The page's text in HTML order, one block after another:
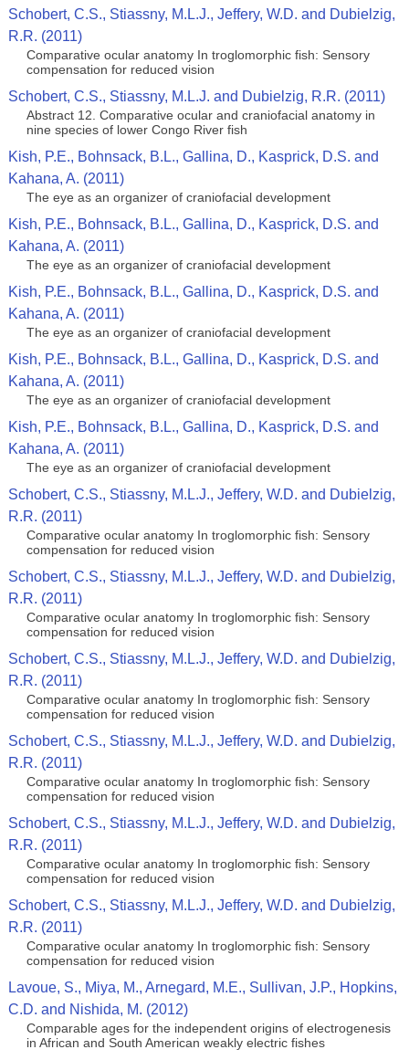
Schobert, C.S., Stiassny, M.L.J., Jeffery, W.D. and Dubielzig,
R.R. (2011)
Comparative ocular anatomy In troglomorphic fish: Sensory
compensation for reduced vision
Schobert, C.S., Stiassny, M.L.J. and Dubielzig, R.R. (2011)
Abstract 12. Comparative ocular and craniofacial anatomy in
nine species of lower Congo River fish
Kish, P.E., Bohnsack, B.L., Gallina, D., Kasprick, D.S. and
Kahana, A. (2011)
The eye as an organizer of craniofacial development
Kish, P.E., Bohnsack, B.L., Gallina, D., Kasprick, D.S. and
Kahana, A. (2011)
The eye as an organizer of craniofacial development
Kish, P.E., Bohnsack, B.L., Gallina, D., Kasprick, D.S. and
Kahana, A. (2011)
The eye as an organizer of craniofacial development
Kish, P.E., Bohnsack, B.L., Gallina, D., Kasprick, D.S. and
Kahana, A. (2011)
The eye as an organizer of craniofacial development
Kish, P.E., Bohnsack, B.L., Gallina, D., Kasprick, D.S. and
Kahana, A. (2011)
The eye as an organizer of craniofacial development
Schobert, C.S., Stiassny, M.L.J., Jeffery, W.D. and Dubielzig,
R.R. (2011)
Comparative ocular anatomy In troglomorphic fish: Sensory
compensation for reduced vision
Schobert, C.S., Stiassny, M.L.J., Jeffery, W.D. and Dubielzig,
R.R. (2011)
Comparative ocular anatomy In troglomorphic fish: Sensory
compensation for reduced vision
Schobert, C.S., Stiassny, M.L.J., Jeffery, W.D. and Dubielzig,
R.R. (2011)
Comparative ocular anatomy In troglomorphic fish: Sensory
compensation for reduced vision
Schobert, C.S., Stiassny, M.L.J., Jeffery, W.D. and Dubielzig,
R.R. (2011)
Comparative ocular anatomy In troglomorphic fish: Sensory
compensation for reduced vision
Schobert, C.S., Stiassny, M.L.J., Jeffery, W.D. and Dubielzig,
R.R. (2011)
Comparative ocular anatomy In troglomorphic fish: Sensory
compensation for reduced vision
Schobert, C.S., Stiassny, M.L.J., Jeffery, W.D. and Dubielzig,
R.R. (2011)
Comparative ocular anatomy In troglomorphic fish: Sensory
compensation for reduced vision
Lavoue, S., Miya, M., Arnegard, M.E., Sullivan, J.P., Hopkins,
C.D. and Nishida, M. (2012)
Comparable ages for the independent origins of electrogenesis
in African and South American weakly electric fishes